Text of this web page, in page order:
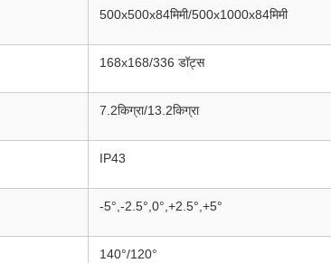
500x500x84मिमी/500x1000x84मिमी
168x168/336 डॉट्स
7.2किग्रा/13.2किग्रा
IP43
-5°,-2.5°,0°,+2.5°,+5°
140°/120°